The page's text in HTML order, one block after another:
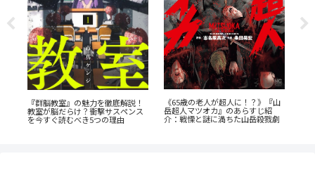
『群脳教室』の魅力を徹底解説！
教室が脳だらけ？衝撃サスペンス
を今すぐ読むべき5つの理由
《65歳の老人が超人に！？》『山
岳超人マツオカ』のあらすじ紹
介：戦慄と謎に満ちた山岳殺戮劇